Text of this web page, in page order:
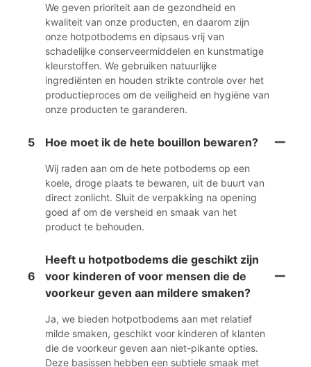
We geven prioriteit aan de gezondheid en
kwaliteit van onze producten, en daarom zijn
onze hotpotbodems en dipsaus vrij van
schadelijke conserveermiddelen en kunstmatige
kleurstoffen. We gebruiken natuurlijke
ingrediënten en houden strikte controle over het
productieproces om de veiligheid en hygiëne van
onze producten te garanderen.
5 Hoe moet ik de hete bouillon bewaren?
Wij raden aan om de hete potbodems op een
koele, droge plaats te bewaren, uit de buurt van
direct zonlicht. Sluit de verpakking na opening
goed af om de versheid en smaak van het
product te behouden.
6
Heeft u hotpotbodems die geschikt zijn
voor kinderen of voor mensen die de
voorkeur geven aan mildere smaken?
Ja, we bieden hotpotbodems aan met relatief
milde smaken, geschikt voor kinderen of klanten
die de voorkeur geven aan niet-pikante opties.
Deze basissen hebben een subtiele smaak met